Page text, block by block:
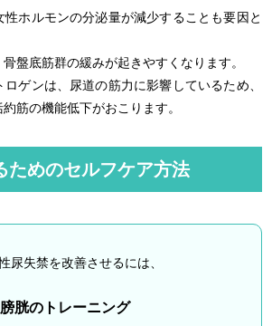
性ホルモンの分泌量が減少することも要因と
盤底筋群の緩みが起きやすくなります。
ゲンは、尿道の筋力に影響しているため、
筋の機能低下がおこります。
ためのセルフケア方法
尿失禁を改善させるには、
膀胱のトレーニング